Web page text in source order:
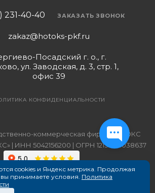
231-40-40 ЗАКАЗАТЬ ЗВОНОК
zakaz@hotoks-pkf.ru
Посадский г. о., г.
ул. Заводская, д. 3, стр. 1,
офис 39
КОНФИДЕНЦИАЛЬНОСТИ
коммерческая фирма ХОТОКС
| ИНН 5042156200 | ОГРН 1215000038637
cookies и Яндекс метрика. Продолжая
вы принимаете условия. Политика